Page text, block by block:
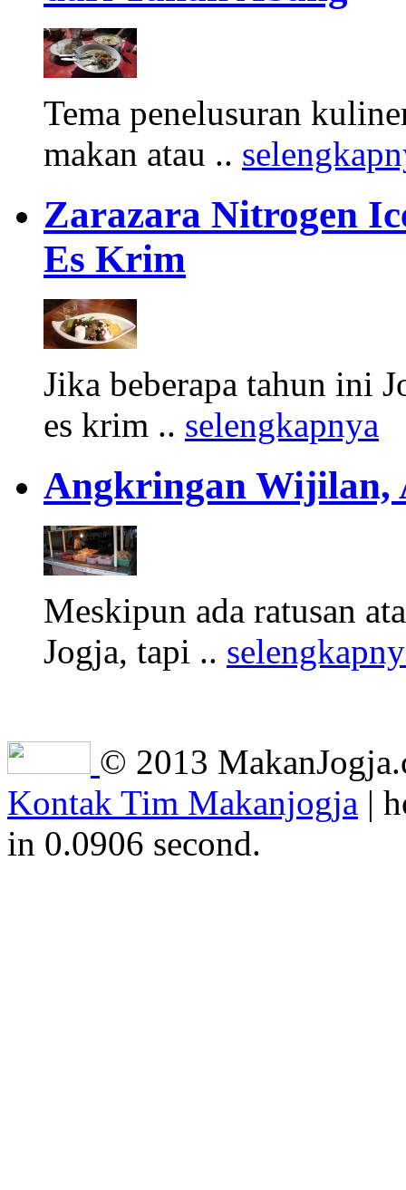
Tema penelusuran
makan atau ..
Zarazara Nitrogen
Es Krim
Jika beberapa tahun ini
es krim .. selengkapnya
Angkringan Wijilan,
Meskipun ada ratusan
Jogja, tapi ..
© 2013
Kontak Tim Makanjogja |
in 0.0906 second.